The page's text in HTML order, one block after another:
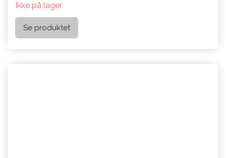
Ikke på lager
Se produktet